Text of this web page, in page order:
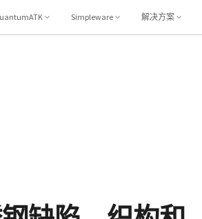
Simpleware 解决方案